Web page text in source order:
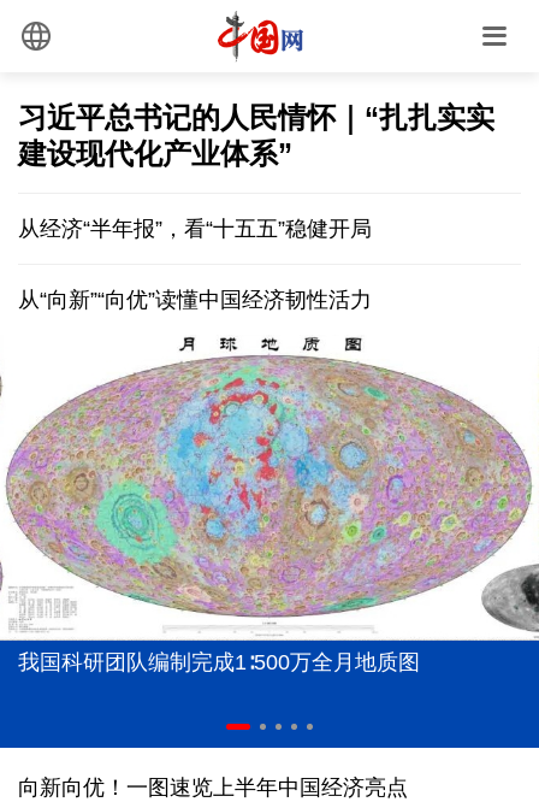
习近平总书记的人民情怀｜“扎扎实实
建设现代化产业体系”
从经济“半年报”，看“十五五”稳健开局
从“向新”“向优”读懂中国经济韧性活力
我国科研团队编制完成1∶500万全月地质图
向新向优！一图速览上半年中国经济亮点